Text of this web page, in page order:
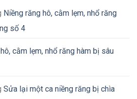
Niềng răng hô, cằm lẹm, nhổ răng
số 4
cằm lẹm, nhổ răng hàm bị sâu
Sửa lại một ca niềng răng bị chìa